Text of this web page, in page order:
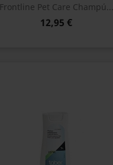
Frontline Pet Care Champú...
12,95 €
 Vista rápida